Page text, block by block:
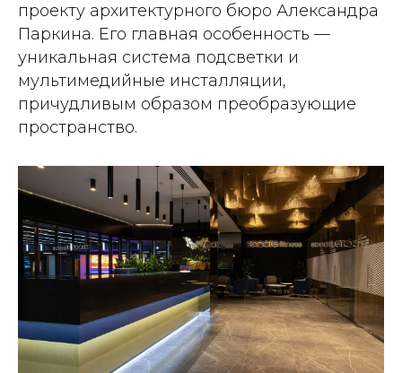
проекту архитектурного бюро Александра
Паркина. Его главная особенность —
уникальная система подсветки и
мультимедийные инсталляции,
причудливым образом преобразующие
пространство.